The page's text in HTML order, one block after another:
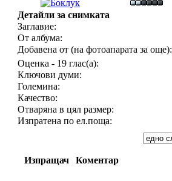
Детайли за снимката
Заглавие:
От албума:
Добавена от (на фотоапарата за още):
Оценка - 19 глас(а):
Ключови думи:
Големина:
Качество:
Отваряна в цял размер:
Изпратена по ел.поща:
Изпращач Коментар